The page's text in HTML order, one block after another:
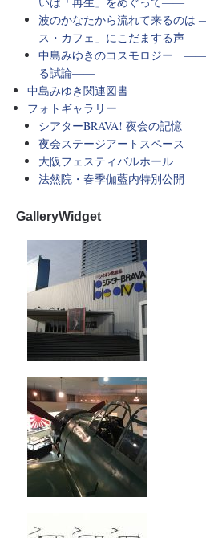
波のかなたから流れて来るのは
ス・カフェ」にこだまする声――
中島みゆきのコスモロジー ――
る試論――
中島みゆき関連図書
フォトギャラリー
シアターBRAVA! 夜会の記憶
夜会ステージアートスペース
大阪フェスティバルホール
法然院・春季伽藍内特別公開
GalleryWidget